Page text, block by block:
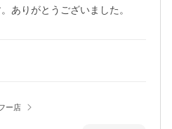
ありがとうございました。
ー店